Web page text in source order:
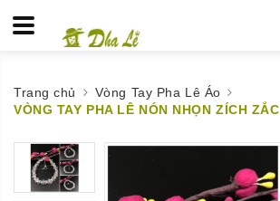
Trang chủ
Vòng Tay Pha Lê Áo
VÒNG TAY PHA LÊ NÓN NHỌN ZÍCH ZẮC